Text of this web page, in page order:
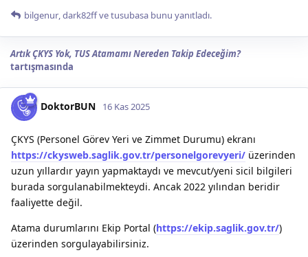
bilgenur dark82ffvetusubasa bunu yanıtladı.
Artık ÇKYS Yok, TUS Atamamı Nereden Takip Edeceğim?
tartışmasında
DoktorBUN 16 Kas 2025
ÇKYS (Personel Görev Yeri ve Zimmet Durumu) ekranı
https://ckysweb.saglik.gov.tr/personelgorevyeri/ üzerinden
uzun yıllardır yayın yapmaktaydı ve mevcut/yeni sicil bilgileri
burada sorgulanabilmekteydi. Ancak 2022 yılından beridir
faaliyette değil.
Atama durumlarını Ekip Portal (https://ekip.saglik.gov.tr/)
üzerinden sorgulayabilirsiniz.